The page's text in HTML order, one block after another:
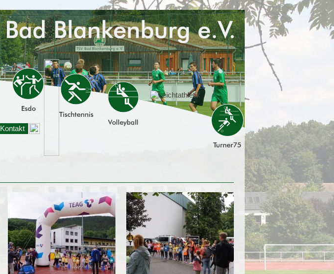
Kontakt